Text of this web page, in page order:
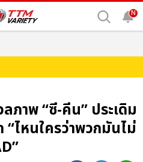
N
ภาพ “ซี-คีน” ประเดิม
ไหนใครว่าพวกมันไม่